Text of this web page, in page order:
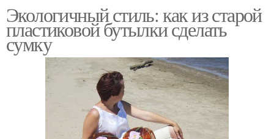
Экологичный стиль: как из старой
пластиковой бутылки сделать
сумку